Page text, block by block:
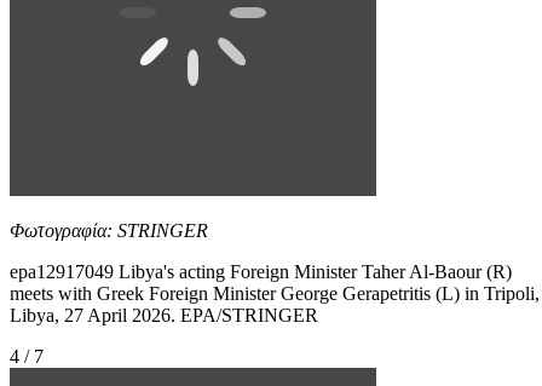
Φωτογραφία: STRINGER
epa12917049 Libya's acting Foreign Minister Taher Al-Baour (R)
meets with Greek Foreign Minister George Gerapetritis (L) in Tripoli,
Libya, 27 April 2026. EPA/STRINGER
4 / 7